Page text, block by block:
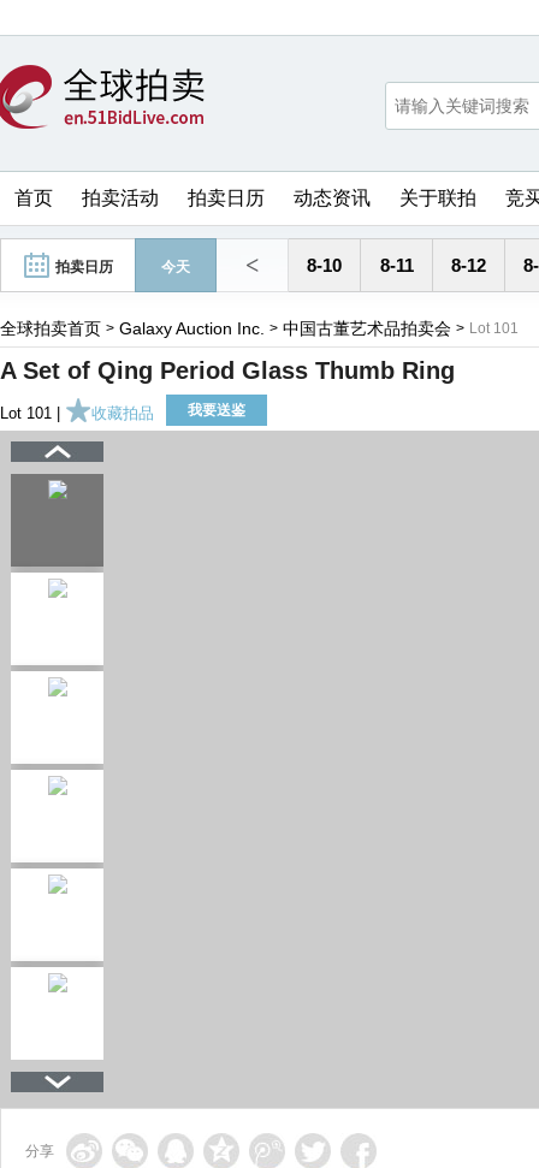
首页 拍卖活动 拍卖日历 动态资讯 关于联拍 竞
拍卖日历 今天 < 8-10 8-11 8-12
全球拍卖首页 > Galaxy Auction Inc. > 中国古董艺术品拍卖会 > Lot 101
A Set of Qing Period Glass Thumb Ring
Lot 101 | 收藏拍品 我要送鉴
分享